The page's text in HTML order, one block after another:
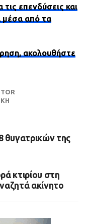
επενδύσεις και
μέσα από τα
ακολουθήστε
της
κτιρίου στη
ακίνητο